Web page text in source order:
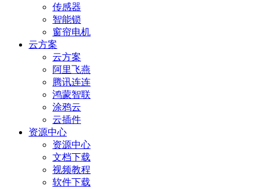
传感器
智能锁
窗帘电机
云方案
云方案
阿里飞燕
腾讯连连
鸿蒙智联
涂鸦云
云插件
资源中心
资源中心
文档下载
视频教程
软件下载